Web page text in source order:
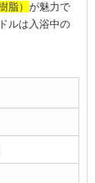
脂） が魅力で
ルは入浴中の